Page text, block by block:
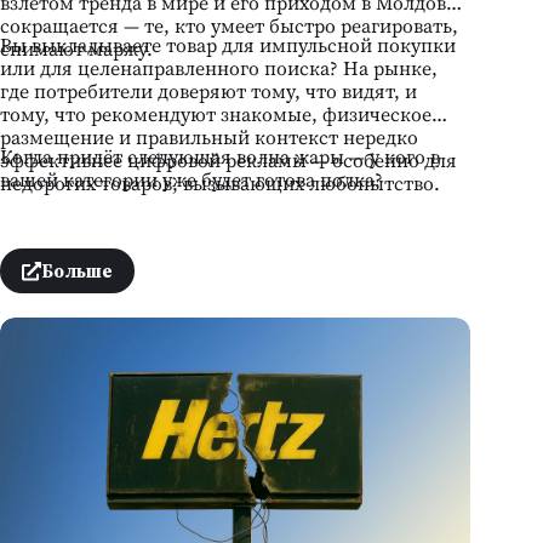
сокращается — те, кто умеет быстро реагировать,
снимают маржу.
Вы выкладываете товар для импульсной покупки
или для целенаправленного поиска? На рынке,
где потребители доверяют тому, что видят, и
тому, что рекомендуют знакомые, физическое
размещение и правильный контекст нередко
эффективнее цифровой рекламы — особенно для
недорогих товаров, вызывающих любопытство.
Когда придёт следующая волна жары — у кого в
вашей категории уже будет готова полка?
Больше